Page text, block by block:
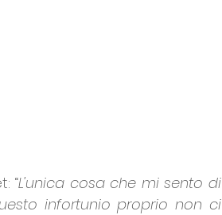
“L'unica cosa che mi sento di
infortunio proprio non ci